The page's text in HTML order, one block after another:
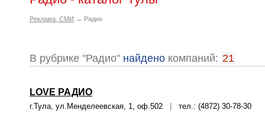
Реклама, СМИ → Радио
В рубрике "Радио" найдено компаний: 21
LOVE РАДИО
г.Тула, ул.Менделеевская, 1, оф.502 тел.: (4872) 30-78-30